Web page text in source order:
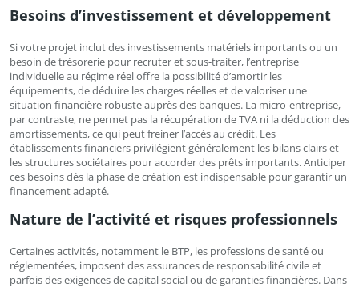
Besoins d’investissement et développement
Si votre projet inclut des investissements matériels importants ou un
besoin de trésorerie pour recruter et sous-traiter, l’entreprise
individuelle au régime réel offre la possibilité d’amortir les
équipements, de déduire les charges réelles et de valoriser une
situation financière robuste auprès des banques. La micro-entreprise,
par contraste, ne permet pas la récupération de TVA ni la déduction des
amortissements, ce qui peut freiner l’accès au crédit. Les
établissements financiers privilégient généralement les bilans clairs et
les structures sociétaires pour accorder des prêts importants. Anticiper
ces besoins dès la phase de création est indispensable pour garantir un
financement adapté.
Nature de l’activité et risques professionnels
Certaines activités, notamment le BTP, les professions de santé ou
réglementées, imposent des assurances de responsabilité civile et
parfois des exigences de capital social ou de garanties financières. Dans